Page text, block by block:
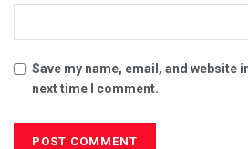
Save my name, email, and website
next time I comment.